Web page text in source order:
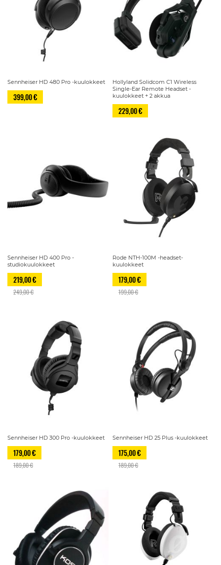
Sennheiser HD 480 Pro -kuulokkeet
399,00 €
Hollyland Solidcom C1 Wireless
Single-Ear Remote Headset -
kuulokkeet + 2 akkua
229,00 €
Sennheiser HD 400 Pro -
studiokuulokkeet
219,00 €
249,00 €
Rode NTH-100M -headset-
kuulokkeet
179,00 €
199,00 €
Sennheiser HD 300 Pro -kuulokkeet
179,00 €
189,00 €
Sennheiser HD 25 Plus -kuulokkeet
175,00 €
189,00 €